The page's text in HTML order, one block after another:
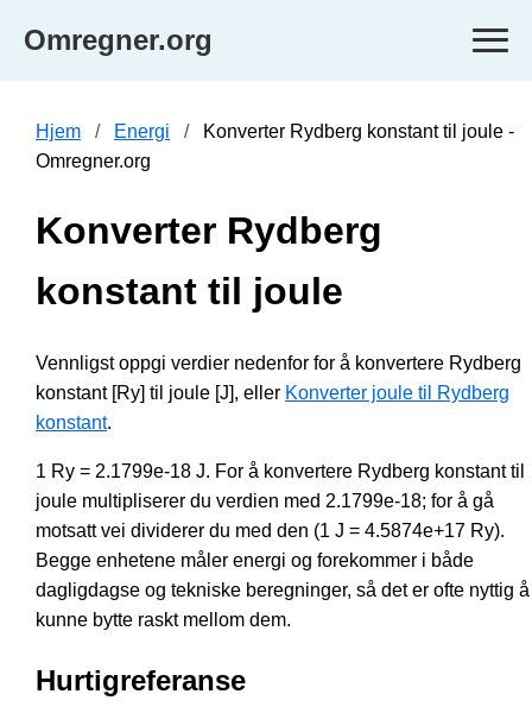
Omregner.org
Hjem Energi
Konverter Rydberg konstant til joule -
Omregner.org
Konverter Rydberg
konstant til joule
Vennligst oppgi verdier nedenfor for å konvertere Rydberg
konstant [Ry] til joule [J], eller Konverter joule til Rydberg
konstant.
1 Ry = 2.1799e-18 J. For å konvertere Rydberg konstant til
joule multipliserer du verdien med 2.1799e-18; for å gå
motsatt vei dividerer du med den (1 J = 4.5874e+17 Ry).
Begge enhetene måler energi og forekommer i både
dagligdagse og tekniske beregninger, så det er ofte nyttig å
kunne bytte raskt mellom dem.
Hurtigreferanse